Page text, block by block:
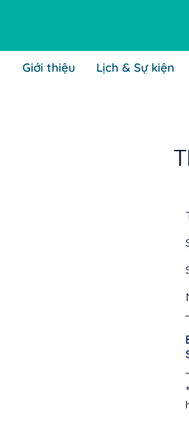
Giới thiệu Lịch & Sự kiện